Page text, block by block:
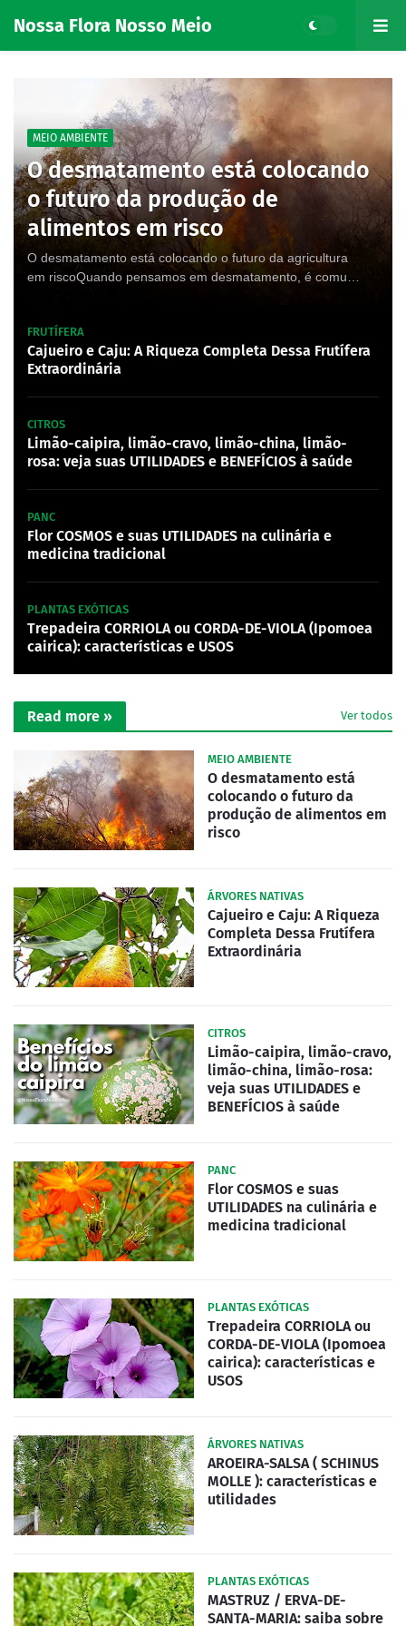
Nossa Flora Nosso Meio
MEIO AMBIENTE
O desmatamento está colocando
o futuro da produção de
alimentos em risco
O desmatamento está colocando o futuro da agricultura
em riscoQuando pensamos em desmatamento, é comum
FRUTÍFERA
Cajueiro e Caju: A Riqueza Completa Dessa Frutífera
Extraordinária
CITROS
Limão-caipira, limão-cravo, limão-china, limão-
rosa: veja suas UTILIDADES e BENEFÍCIOS à saúde
PANC
Flor COSMOS e suas UTILIDADES na culinária e
medicina tradicional
PLANTAS EXÓTICAS
Trepadeira CORRIOLA ou CORDA-DE-VIOLA (Ipomoea
cairica): características e USOS
Read more » Ver todos
MEIO AMBIENTE
O desmatamento está
colocando o futuro da
produção de alimentos em
risco
ÁRVORES NATIVAS
Cajueiro e Caju: A Riqueza
Completa Dessa Frutífera
Extraordinária
CITROS
Limão-caipira, limão-cravo,
limão-china, limão-rosa:
veja suas UTILIDADES e
BENEFÍCIOS à saúde
PANC
Flor COSMOS e suas
UTILIDADES na culinária e
medicina tradicional
PLANTAS EXÓTICAS
Trepadeira CORRIOLA ou
CORDA-DE-VIOLA (Ipomoea
cairica): características e
USOS
ÁRVORES NATIVAS
AROEIRA-SALSA ( SCHINUS
MOLLE ): características e
utilidades
PLANTAS EXÓTICAS
MASTRUZ / ERVA-DE-
SANTA-MARIA: saiba sobre